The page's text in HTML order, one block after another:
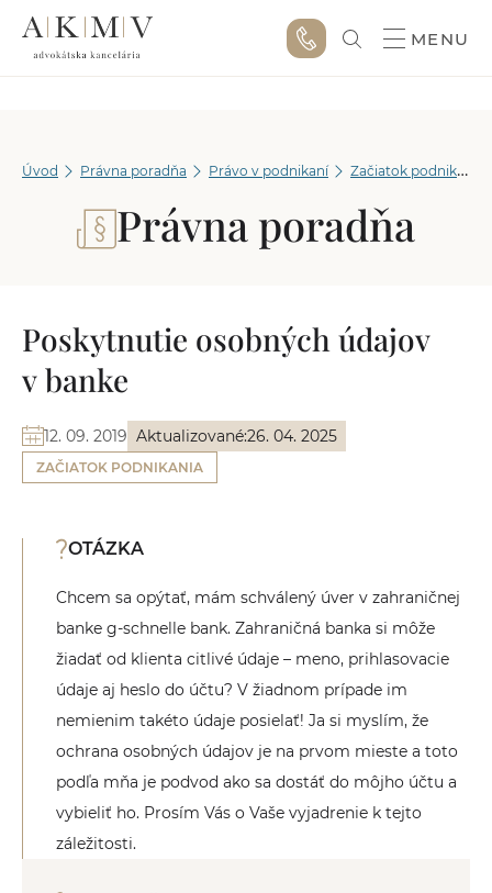
MENU
Úvod Právna poradňa Právo v podnikaní Začiatok podnikania
Právna poradňa
Poskytnutie osobných údajov
v banke
12. 09. 2019 Aktualizované:26. 04. 2025
ZAČIATOK PODNIKANIA
OTÁZKA
Chcem sa opýtať, mám schválený úver v zahraničnej
banke g-schnelle bank. Zahraničná banka si môže
žiadať od klienta citlivé údaje – meno, prihlasovacie
údaje aj heslo do účtu? V žiadnom prípade im
nemienim takéto údaje posielať! Ja si myslím, že
ochrana osobných údajov je na prvom mieste a toto
podľa mňa je podvod ako sa dostáť do môjho účtu a
vybieliť ho. Prosím Vás o Vaše vyjadrenie k tejto
záležitosti.